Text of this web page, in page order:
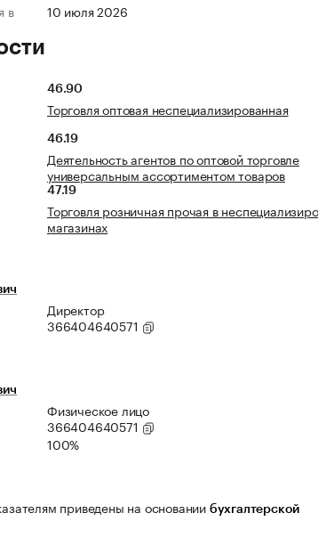
в
10 июля 2026
46.90
Торговля оптовая неспециализированная
46.19
Деятельность агентов по оптовой торговле
универсальным ассортиментом товаров
47.19
Торговля розничная прочая в
магазинах
Директор
366404640571
Физическое лицо
366404640571
100%
приведены на основании бухгалтерской